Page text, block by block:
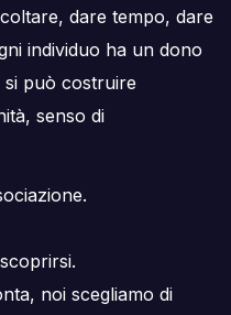
dare tempo, dare
individuo ha un dono
si può costruire
senso di
noi scegliamo di